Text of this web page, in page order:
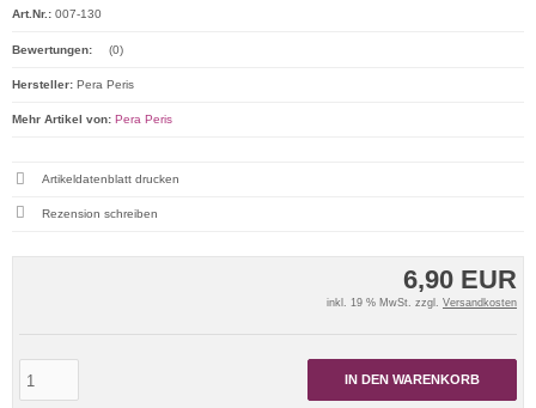
6,90 EUR
inkl. 19 % MwSt. zzgl. Versandkosten
IN DEN WARENKORB
Art.Nr.: 007-130
Bewertungen: (0)
Hersteller: Pera Peris
Mehr Artikel von: Pera Peris
Artikeldatenblatt drucken
Rezension schreiben